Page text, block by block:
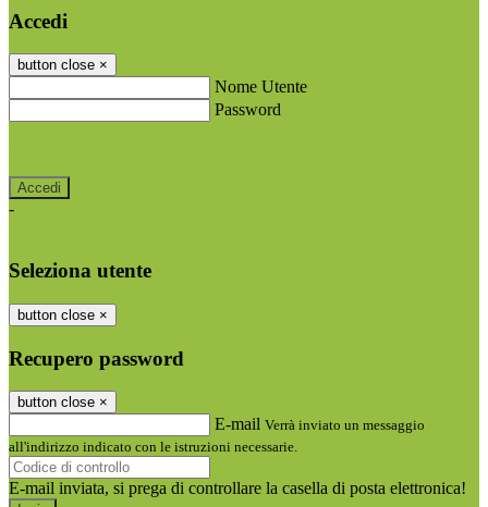
Accedi
button close ×
Nome Utente
Password
-
Seleziona utente
button close ×
Recupero password
button close ×
E-mail Verrà inviato un messaggio
all'indirizzo indicato con le istruzioni necessarie.
E-mail inviata, si prega di controllare la casella di posta elettronica!